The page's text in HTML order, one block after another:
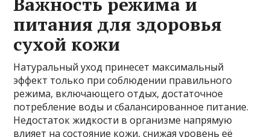
питания для здоровья
сухой кожи
Натуральный уход принесет максимальный
эффект только при соблюдении правильного
режима, включающего отдых, достаточное
потребление воды и сбалансированное питание.
Недостаток жидкости в организме напрямую
влияет на состояние кожи, снижая уровень её